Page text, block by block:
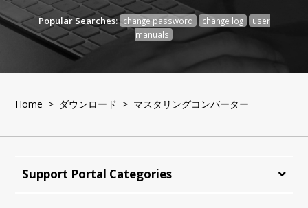
Popular Searches: change password change log
user
manuals
Home > ダウンロード > マスタリングコンバーター
Support Portal Categories